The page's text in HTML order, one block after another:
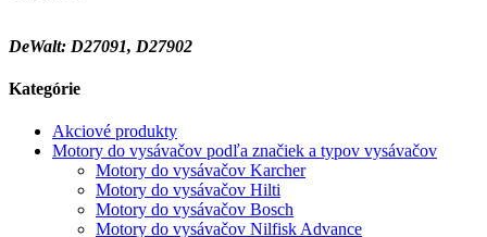
DeWalt: D27091, D27902
Kategórie
Akciové produkty
Motory do vysávačov podľa značiek a typov vysávačov
Motory do vysávačov Karcher
Motory do vysávačov Hilti
Motory do vysávačov Bosch
Motory do vysávačov Nilfisk Advance